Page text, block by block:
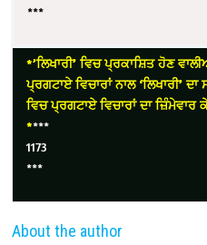
***
*’ਲਿਖਾਰੀ’ ਵਿਚ ਪ੍ਰਕਾਸ਼ਿਤ ਹੋਣ
ਪ੍ਰਗਟਾਏ ਵਿਚਾਰਾਂ ਨਾਲ ‘ਲਿਖਾਰੀ’
ਵਿਚ ਪ੍ਰਗਟਾਏ ਵਿਚਾਰਾਂ ਦਾ ਜ਼ਿੰਮੇਵਾਰ
****
1173
***
About the author